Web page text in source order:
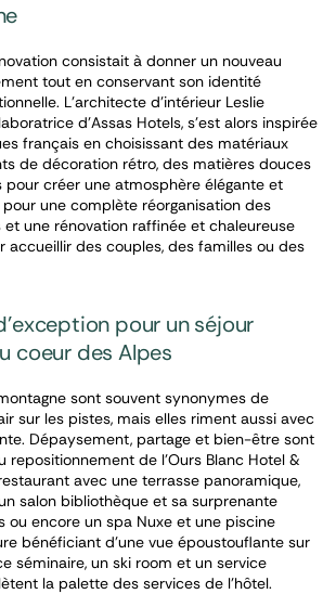
consistait à donner un nouveau
tout en conservant son identité
L’architecte d’intérieur Leslie
d’Assas Hotels, s’est alors inspirée
français en choisissant des matériaux
de décoration rétro, des matières douces
créer une atmosphère élégante et
une complète réorganisation des
une rénovation raffinée et chaleureuse
accueillir des couples, des familles ou des
pour un séjour
coeur des Alpes
sont souvent synonymes de
sur les pistes, mais elles riment aussi avec
Dépaysement, partage et bien-être sont
repositionnement de l’Ours Blanc Hotel &
avec une terrasse panoramique,
salon bibliothèque et sa surprenante
ou encore un spa Nuxe et une piscine
bénéficiant d’une vue époustouflante sur
séminaire, un ski room et un service
la palette des services de l’hôtel.